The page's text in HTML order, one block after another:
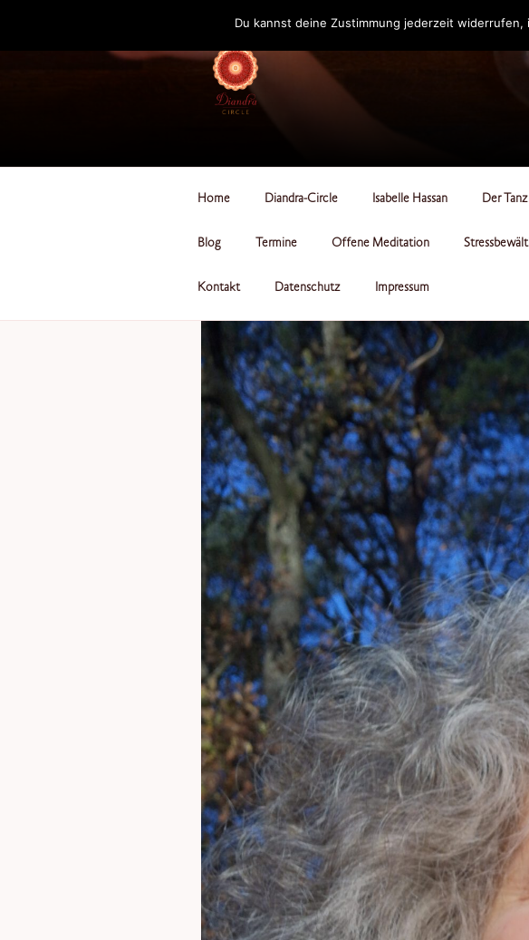
Home Diandra-Circle Isabelle Hassan Der
Blog Termine Offene Meditation
Kontakt Datenschutz Impressum
Du kannst deine Zustimmung jederzeit